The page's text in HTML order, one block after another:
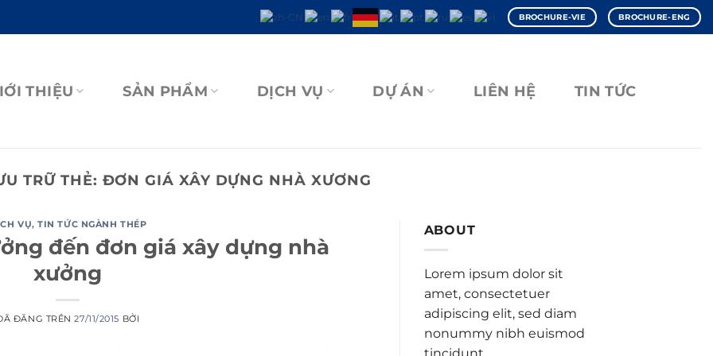
BROCHURE-VIE BROCHURE-ENG
THIỆU SẢN PHẨM DỊCH VỤ DỰ ÁN LIÊN HỆ TIN TỨC
TRỮ THẺ: ĐƠN GIÁ XÂY DỰNG NHÀ XƯƠNG
VỤ,TIN TỨC NGÀNH THÉP
đến đơn giá xây dựng nhà
xưởng
ĐĂNG TRÊN27/11/2015 BỞI
ABOUT
Lorem ipsum dolor sit
amet, consectetuer
adipiscing elit, sed diam
nonummy nibh euismod